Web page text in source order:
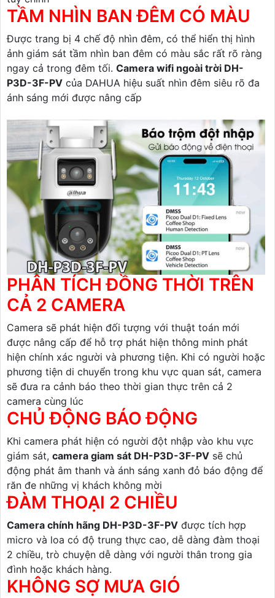
TẦM NHÌN BAN ĐÊM CÓ MÀU
Được trang bị 4 chế độ nhìn đêm, có thể hiển thị hình
ảnh giám sát tầm nhìn ban đêm có màu sắc rất rõ ràng
ngay cả trong đêm tối. Camera wifi ngoài trời DH-
P3D-3F-PV của DAHUA hiệu suất nhìn đêm siêu rõ đa
ánh sáng mới được nâng cấp
PHÂN TÍCH ĐỒNG THỜI TRÊN
CẢ 2 CAMERA
Camera sẽ phát hiện đối tượng với thuật toán mới
được nâng cấp để hỗ trợ phát hiện thông minh phát
hiện chính xác người và phương tiện. Khi có người hoặc
phương tiện di chuyển trong khu vực quan sát, camera
sẽ đưa ra cảnh báo theo thời gian thực trên cả 2
camera cùng lúc
CHỦ ĐỘNG BÁO ĐỘNG
Khi camera phát hiện có người đột nhập vào khu vực
giám sát, camera giam sát DH-P3D-3F-PV sẽ chủ
động phát âm thanh và ánh sáng xanh đỏ báo động để
răn đe những vị khách không mời
ĐÀM THOẠI 2 CHIỀU
Camera chính hãng DH-P3D-3F-PV được tích hợp
micro và loa có độ trung thực cao, dễ dàng đàm thoại
2 chiều, trò chuyện dễ dàng với người thân trong gia
đình hoặc khách hàng.
KHÔNG SỢ MƯA GIÓ